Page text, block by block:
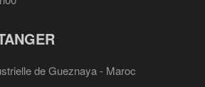
de Gueznaya - Maroc